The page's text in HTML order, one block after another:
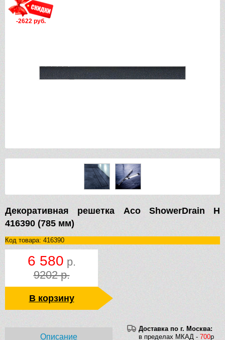
-2622 руб.
Декоративная решетка Aco ShowerDrain H
416390 (785 мм)
Код товара: 416390
6 580 р.
9202 р.
В корзину
Доставка по г. Москва:
в пределах МКАД - 700р
Описание